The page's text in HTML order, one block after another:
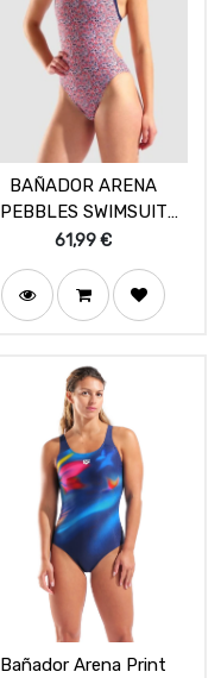
BAÑADOR ARENA
PEBBLES SWIMSUIT
XCRISS CROSS MULTI
WHITE
61,99€
Bañador Arena Print